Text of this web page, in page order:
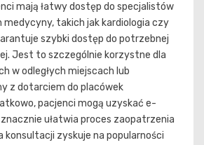
mają łatwy dostęp do specjalistów
medycyny, takich jak kardiologia czy
szybki dostęp do potrzebnej
Jest to szczególnie korzystne dla
w odległych miejscach lub
z dotarciem do placówek
pacjenci mogą uzyskać e-
ułatwia proces zaopatrzenia
konsultacji zyskuje na popularności